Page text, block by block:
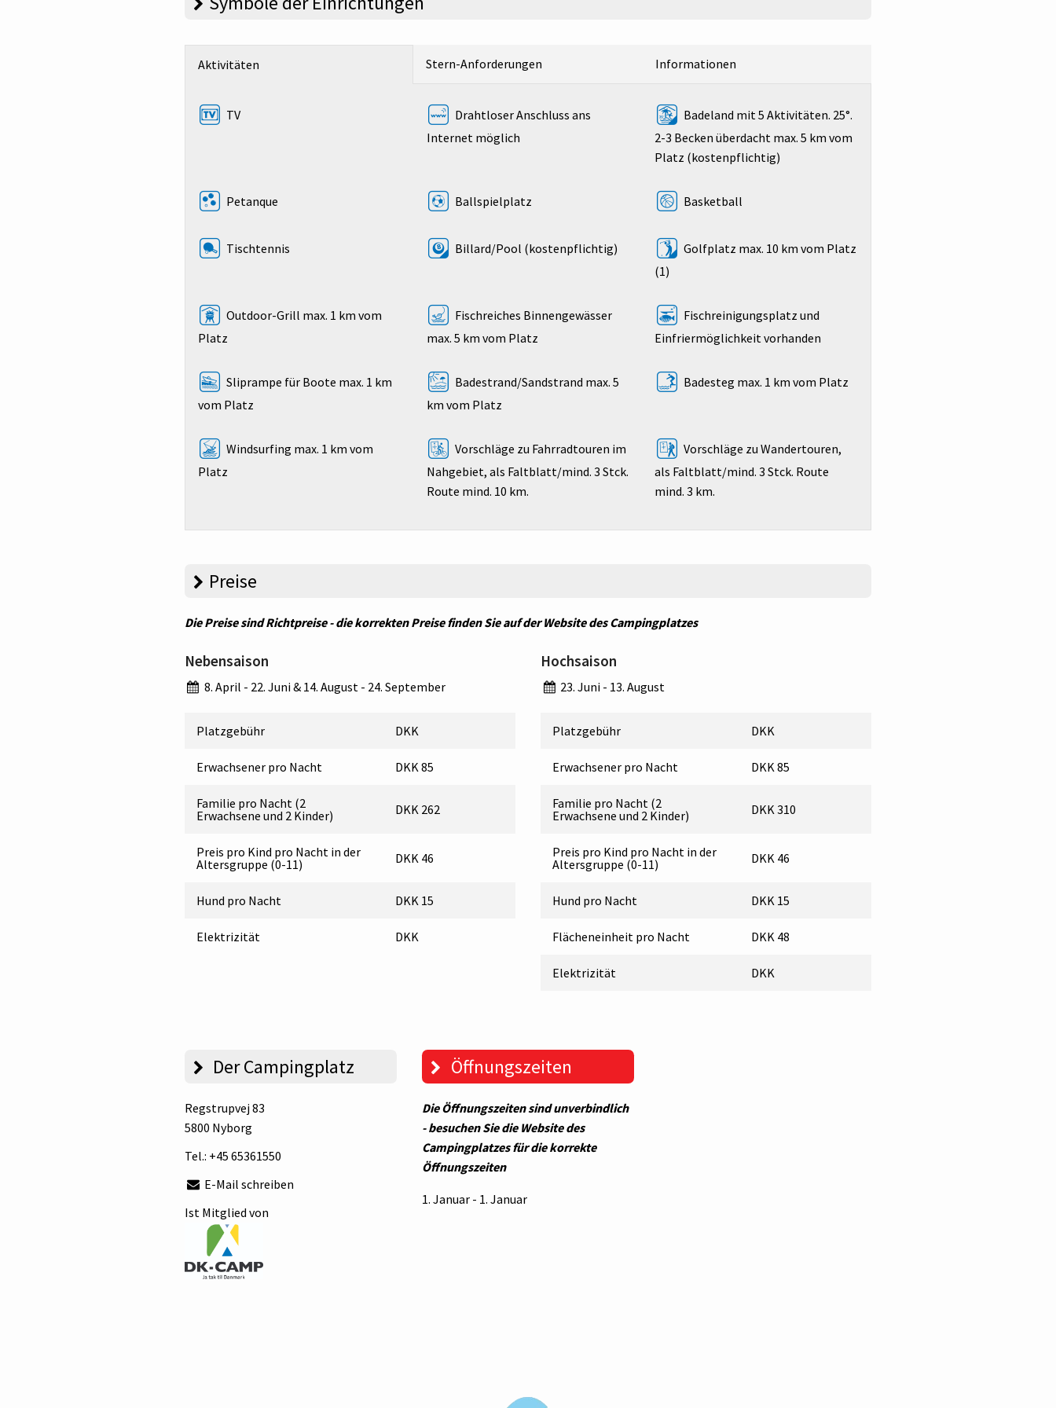
Aktivitäten Stern-Anforderungen Informationen
TV
Drahtloser Anschluss ans
Internet möglich
Badeland mit 5 Aktivitäten. 25°.
2-3 Becken überdacht max. 5 km vom
Platz (kostenpflichtig)
Petanque Ballspielplatz Basketball
Tischtennis Billard/Pool (kostenpflichtig)
Golfplatz max. 10 km vom Platz
(1)
Outdoor-Grill max. 1 km vom
Platz
Fischreiches Binnengewässer
max. 5 km vom Platz
Fischreinigungsplatz und
Einfriermöglichkeit vorhanden
Sliprampe für Boote max. 1 km
vom Platz
Badestrand/Sandstrand max. 5
km vom Platz
Badesteg max. 1 km vom Platz
Windsurfing max. 1 km vom
Platz
Vorschläge zu Fahrradtouren im
Nahgebiet, als Faltblatt/mind. 3 Stck.
Route mind. 10 km.
Vorschläge zu Wandertouren,
als Faltblatt/mind. 3 Stck. Route
mind. 3 km.
Preise
Die Preise sind Richtpreise - die korrekten Preise finden Sie auf der Website des Campingplatzes
Nebensaison
8. April - 22. Juni & 14. August - 24. September
Platzgebühr DKK
Erwachsener pro Nacht DKK 85
Familie pro Nacht (2
Erwachsene und 2 Kinder)
DKK 262
Preis pro Kind pro Nacht in der
Altersgruppe (0-11)
DKK 46
Hund pro Nacht DKK 15
Elektrizität DKK
Hochsaison
23. Juni - 13. August
Platzgebühr DKK
Erwachsener pro Nacht DKK 85
Familie pro Nacht (2
Erwachsene und 2 Kinder)
DKK 310
Preis pro Kind pro Nacht in der
Altersgruppe (0-11)
DKK 46
Hund pro Nacht DKK 15
Flächeneinheit pro Nacht DKK 48
Elektrizität DKK
Der Campingplatz
Regstrupvej 83
5800 Nyborg
Tel.: +45 65361550
E-Mail schreiben
Ist Mitglied von
Öffnungszeiten
Die Öffnungszeiten sind unverbindlich
- besuchen Sie die Website des
Campingplatzes für die korrekte
Öffnungszeiten
1. Januar - 1. Januar